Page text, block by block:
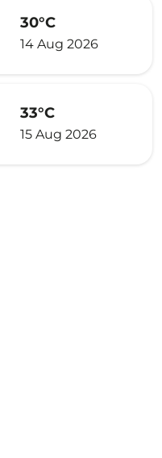
30°C
14 Aug 2026
33°C
15 Aug 2026